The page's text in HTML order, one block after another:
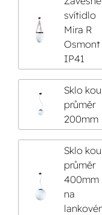
svítidlo
Mira R
Osmont
IP41
Sklo
průměr
200mm
Sklo
průměr
400mm
na